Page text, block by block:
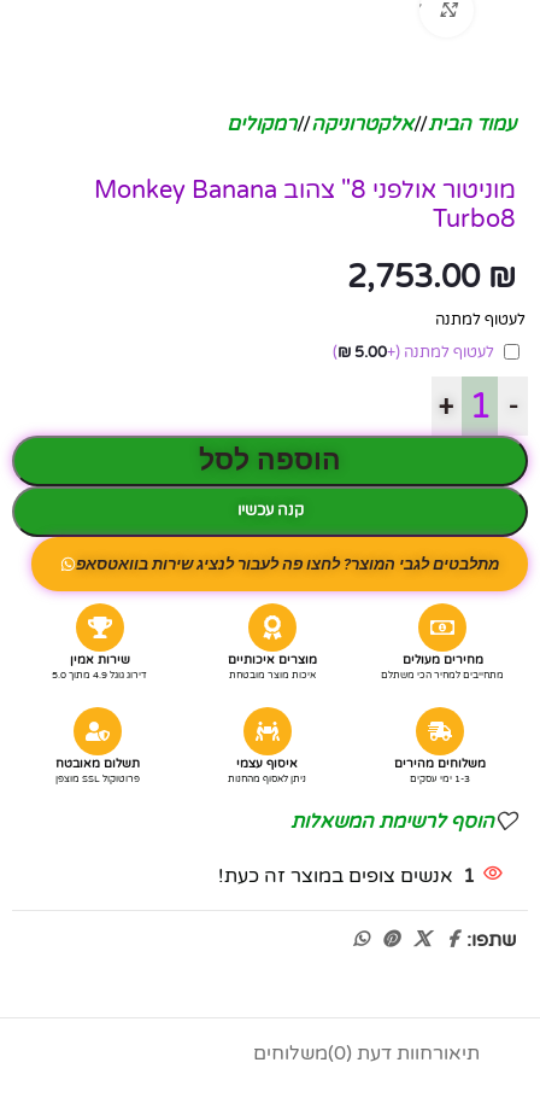
לחץ להגדלה
עמוד הבית/ אלקטרוניקה/ רמקולים
מוניטור אולפני 8" צהוב Monkey Banana
Turbo8
2,753.00 ₪
לעטוף למתנה
לעטוף למתנה (+
5.00
₪
)
-
+
הוספה לסל
קנה עכשיו
מתלבטים לגבי המוצר? לחצו פה לעבור לנציג שירות בוואטסאפ
מחירים מעולים
מתחייבים למחיר הכי משתלם
מוצרים איכותיים
איכות מוצר מובטחת
שירות אמין
דירוג גוגל 4.9 מתוך 5.0
משלוחים מהירים
1-3 ימי עסקים
איסוף עצמי
ניתן לאסוף מהחנות
תשלום מאובטח
פרוטוקול SSL מוצפן
הוסף לרשימת המשאלות
1 אנשים צופים במוצר זה כעת!
שתפו:
תיאורחוות דעת (0) משלוחים